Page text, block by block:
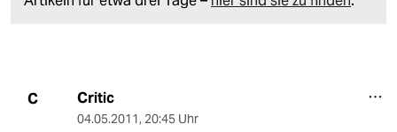
C Critic
04.05.2011, 20:45 Uhr